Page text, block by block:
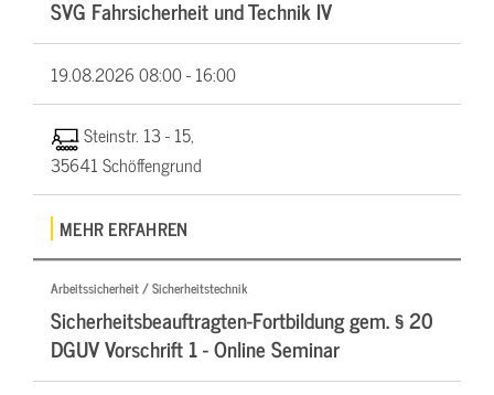
SVG Fahrsicherheit und Technik IV
19.08.202608:00 - 16:00
Steinstr. 13 - 15,
35641 Schöffengrund
MEHR ERFAHREN
Arbeitssicherheit / Sicherheitstechnik
Sicherheitsbeauftragten-Fortbildung gem. § 20
DGUV Vorschrift 1 - Online Seminar